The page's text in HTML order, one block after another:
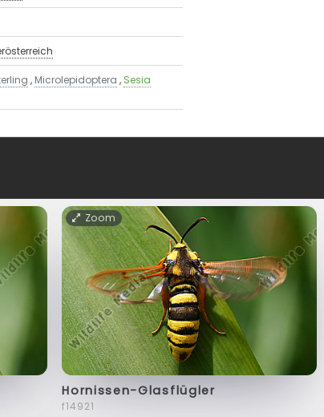
, Microlepidoptera , Sesia
Zoom
Hornissen-Glasflügler
f14921